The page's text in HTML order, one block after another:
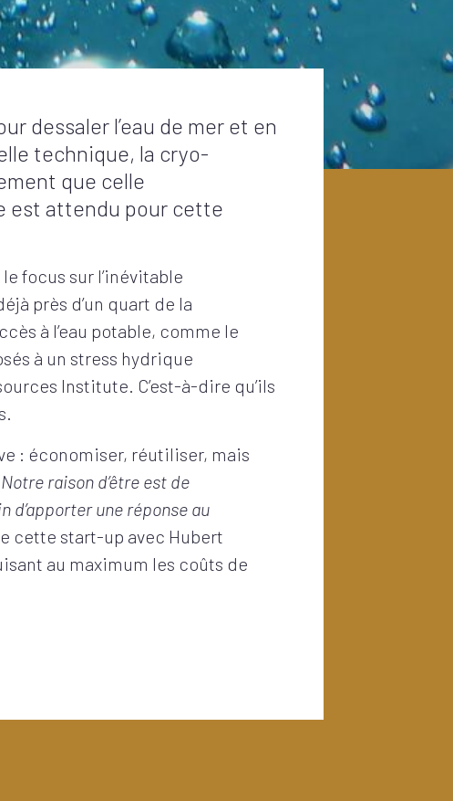
dessaler l’eau de mer et en
technique, la cryo-
que celle
est attendu pour cette
focus sur l’inévitable
près d’un quart de la
à l’eau potable, comme le
à un stress hydrique
Institute. C’est-à-dire qu’ils
: économiser, réutiliser, mais
raison d’être est de
d’apporter une réponse au
cette start-up avec Hubert
au maximum les coûts de